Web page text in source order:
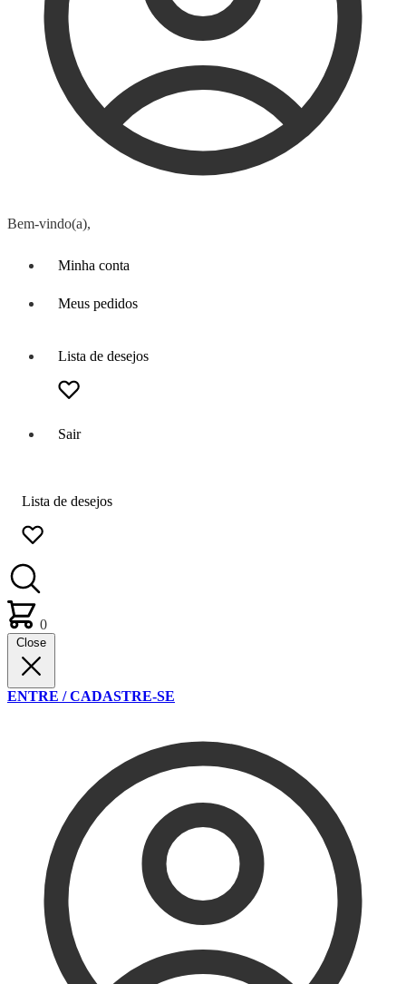
Bem-vindo(a),
Minha conta
Meus pedidos
Lista de desejos
Sair
Lista de desejos
0
Close
ENTRE / CADASTRE-SE